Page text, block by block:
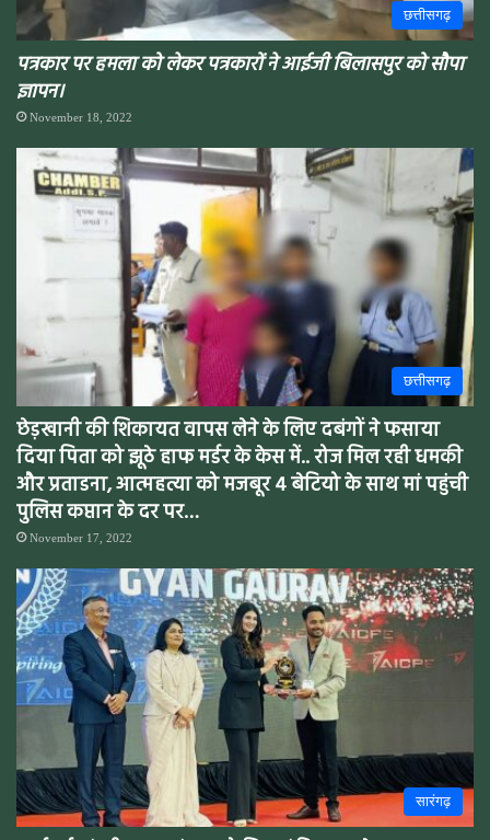
छत्तीसगढ़
पत्रकार पर हमला को लेकर पत्रकारों ने आईजी बिलासपुर को सौपा
ज्ञापन।
November 18, 2022
छत्तीसगढ़
छेड़खानी की शिकायत वापस लेने के लिए दबंगों ने फसाया
दिया पिता को झूठे हाफ मर्डर के केस में.. रोज मिल रही धमकी
और प्रताडना, आत्महत्या को मजबूर 4 बेटियो के साथ मां पहुंची
पुलिस कप्तान के दर पर…
November 17, 2022
सारंगढ़